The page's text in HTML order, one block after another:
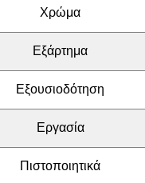
Χρώμα
Εξάρτημα
Εξουσιοδότηση
Εργασία
Πιστοποιητικά